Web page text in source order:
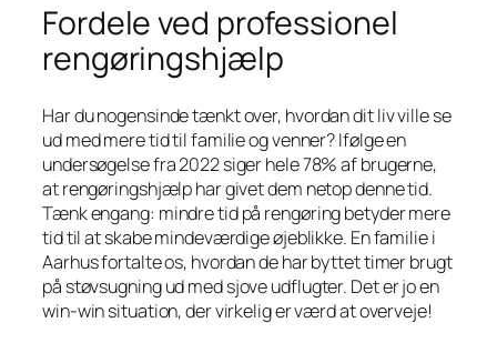
Fordele ved professionel
rengøringshjælp
Har du nogensinde tænkt over, hvordan dit liv ville se
ud med mere tid til familie og venner? Ifølge en
undersøgelse fra 2022 siger hele 78% af brugerne,
at rengøringshjælp har givet dem netop denne tid.
Tænk engang: mindre tid på rengøring betyder mere
tid til at skabe mindeværdige øjeblikke. En familie i
Aarhus fortalte os, hvordan de har byttet timer brugt
på støvsugning ud med sjove udflugter. Det er jo en
win-win situation, der virkelig er værd at overveje!